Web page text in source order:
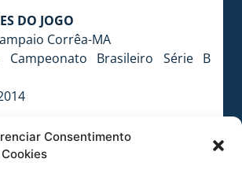
Consentimento
DO JOGO
Corrêa-MA
Campeonato Brasileiro Série B
Ramos da Silva – Ressacada
SC